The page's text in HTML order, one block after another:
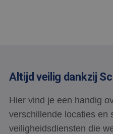
Altijd veilig dankzij
Hier vind je een handig
verschillende locaties en
veiligheidsdiensten die